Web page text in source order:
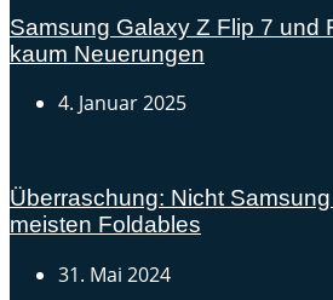
Samsung Galaxy Z Flip 7 und
kaum Neuerungen
4. Januar 2025
Überraschung: Nicht
meisten Foldables
31. Mai 2024